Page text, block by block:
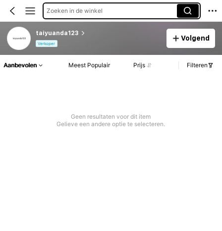
Zoeken in de winkel
taiyuanda123
Verkoper
Volgend
Aanbevolen Meest Populair Prijs Filteren
Geen resultaten voor dit item
Gelieve een andere optie te selecteren.